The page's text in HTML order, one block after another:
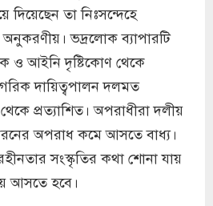
দিয়েছেন তা নিঃসন্দেহে
ভদ্রলোক ব্যাপারটি
ও আইনি দৃষ্টিকোণ থেকে
দায়িত্বপালন দলমত
প্রত্যাশিত। অপরাধীরা দলীয়
অপরাধ কমে আসতে বাধ্য।
সংস্কৃতির কথা শোনা যায়
আসতে হবে।